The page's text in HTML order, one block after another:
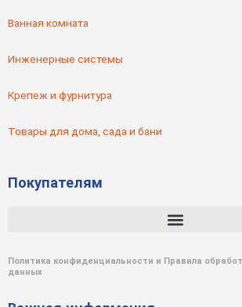
Ванная комната
Инженерные системы
Крепеж и фурнитура
Товары для дома, сада и бани
Покупателям
Политика конфиденциальности и Правила
данных